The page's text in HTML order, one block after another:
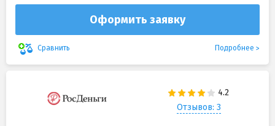
Оформить заявку
Сравнить Подробнее
Отзывов: 3